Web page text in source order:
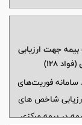
جهت ارزیابی
۱۲۸)
فوریت‌های
و ارزیابی شاخص‌ های
در بیمه مرکزی